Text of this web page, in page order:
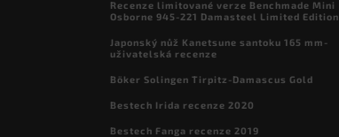
Recenze limitované verze Benchmade Mini
Osborne 945-221 Damasteel Limited Edition
Japonský nůž Kanetsune santoku 165 mm-
uživatelská recenze
Böker Solingen Tirpitz-Damascus Gold
Bestech Irida recenze 2020
Bestech Fanga recenze 2019